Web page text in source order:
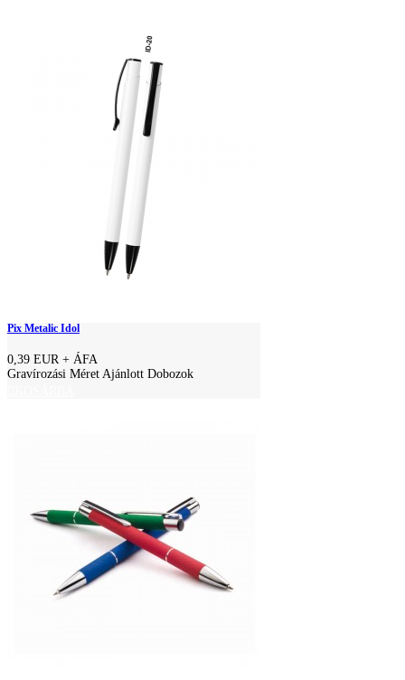
Pix Metalic Idol
0,39 EUR + ÁFA
Gravírozási Méret Ajánlott Dobozok